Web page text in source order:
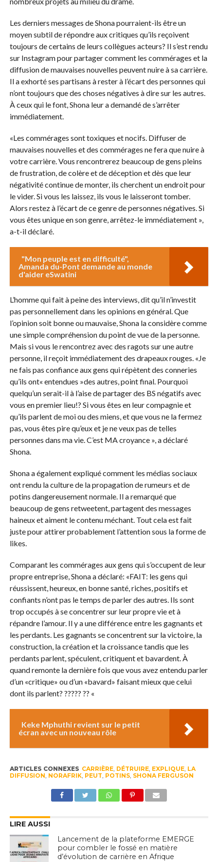
Les derniers messages de Shona pourraient-ils être un
moyen subtil de répondre aux critiques qu’ils reçoivent
toujours de certains de leurs collègues acteurs? Il s’est rendu
sur Instagram pour partager comment les commérages et la
diffusion de mauvaises nouvelles peuvent nuire à sa carrière.
Il a exhorté ses partisans à rester à l’écart des personnes qui
n’ont toujours que des choses négatives à dire sur les autres.
À ceux qui le font, Shona leur a demandé de s’arrêter
immédiatement.
«Les commérages sont toxiques et nocifs. Diffuser de
mauvaises nouvelles et des commérages ne fera que nuire à
votre carrière. Vous rencontrerez beaucoup de gens pleins
de frustration, de colère et de déception et dès que leur
négativité continue de monter, ils cherchent un endroit pour
le vider. Si vous les laissez, ils vous le laisseront tomber.
Alors restez à l’écart de ce genre de personnes négatives. Si
vous êtes unique en son genre, arrêtez-le immédiatement »,
a-t-il déclaré.
"Mon peuple est en difficulté",
Amanda du-Pont demande au monde
d'aider eSwatini
L’homme qui fait à peine des interviews, dit qu’il n’investit
pas personnellement dans les opinions en général. Que
l’opinion soit bonne ou mauvaise, Shona la considère comme
une simple compréhension du point de vue de la personne.
Mais si vous le rencontrez avec des ragots sur une autre
personne, il reçoit immédiatement des drapeaux rouges. «Je
ne fais pas confiance aux gens qui répètent des conneries
qu’ils ont« entendues »des autres, point final. Pourquoi
quelqu’un serait-il à l’aise de partager des BS négatifs avec
vous en premier lieu!? Si vous êtes en leur compagnie et
qu’ils parlent de moi ou des miens, et que vous ne la fermez
pas, vous êtes pire qu’eux et je ne veux pas de telles
personnes dans ma vie. C’est MA croyance », a déclaré
Shona.
Shona a également expliqué comment les médias sociaux
ont rendu la culture de la propagation de rumeurs et de
potins dangereusement normale. Il a remarqué que
beaucoup de gens retweetent, partagent des messages
haineux et aiment le contenu méchant. Tout cela est fait
juste pour attirer probablement l’attention sous la forme de
likes.
Comparant les commérages aux gens qui s’occupent de leur
propre entreprise, Shona a déclaré: «FAIT: les gens qui
réussissent, heureux, en bonne santé, riches, positifs et
confiants n’ont pas le temps de parler des autres. Ils sont
trop occupés à se concentrer sur leur propre vie et à
répandre l’amour. Il y a une différence entre les gagnants et
les perdants. Les gagnants se concentrent sur la victoire, la
construction, la création et la croissance tandis que les
perdants parlent, spéculent, critiquent et bavardent. À
quand remonte la dernière fois que vous avez entendu parler
d’un «critique» ou d’un «bavard» faisant mieux que celui
dont ils parlent? ????? ?? «
Keke Mphuthi revient sur le petit
écran avec un nouveau rôle
ARTICLES CONNEXES CARRIÈRE, DÉTRUIRE, EXPLIQUE, LA
DIFFUSION, NORAFRIK, PEUT, POTINS, SHONA FERGUSON
LIRE AUSSI
Lancement de la plateforme EMERGE
pour combler le fossé en matière
d’évolution de carrière en Afrique